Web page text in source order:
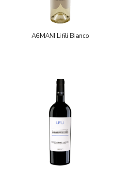
A6MANI Lifili Bianco